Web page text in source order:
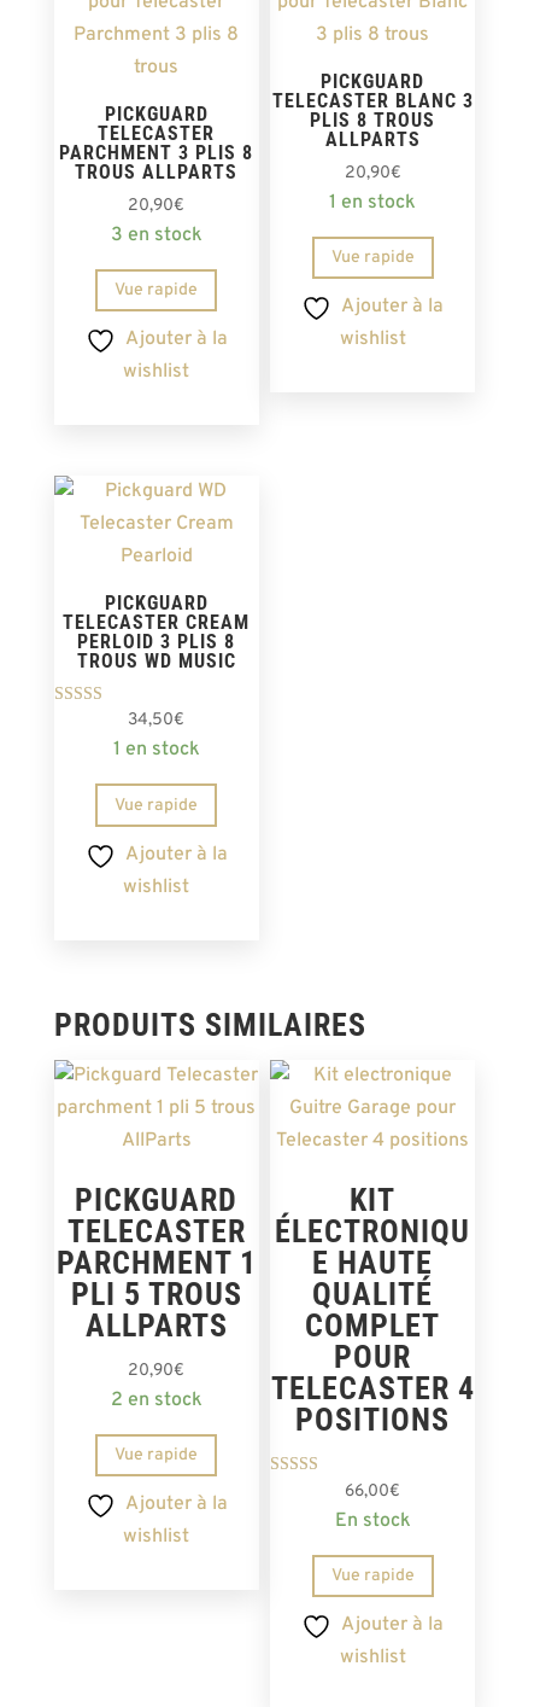
PICKGUARD
TELECASTER
PARCHMENT 3 PLIS 8
TROUS ALLPARTS
20,90€
3 en stock
Vue rapide
Ajouter à la
wishlist
PICKGUARD
TELECASTER BLANC 3
PLIS 8 TROUS
ALLPARTS
20,90€
1 en stock
Vue rapide
Ajouter à la
wishlist
PICKGUARD
TELECASTER CREAM
PERLOID 3 PLIS 8
TROUS WD MUSIC
sur 5
34,50€
1 en stock
Vue rapide
Ajouter à la
wishlist
PRODUITS SIMILAIRES
PICKGUARD
TELECASTER
PARCHMENT 1
PLI 5 TROUS
ALLPARTS
20,90€
2 en stock
Vue rapide
Ajouter à la
wishlist
KIT
ÉLECTRONIQU
E HAUTE
QUALITÉ
COMPLET
POUR
TELECASTER 4
POSITIONS
66,00€
En stock
Vue rapide
Ajouter à la
wishlist